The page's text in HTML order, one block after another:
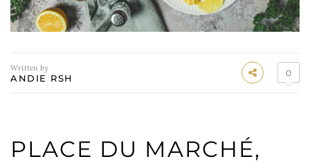
Written by
ANDIE RSH 0
PLACE DU MARCHÉ,